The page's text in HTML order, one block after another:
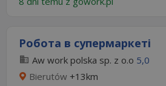
Робота в супермаркеті
Aw work polska sp. z o.o 5,0
Bierutów +13km